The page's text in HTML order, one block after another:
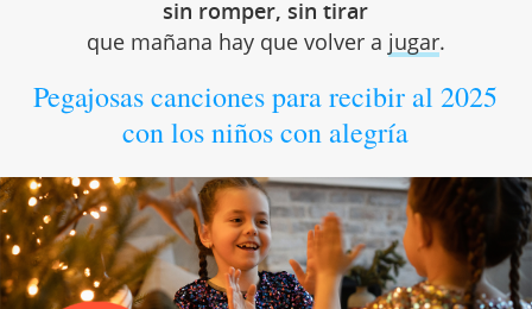
sin romper, sin tirar
que mañana hay que volver a jugar.
Pegajosas canciones para recibir al 2025
con los niños con alegría